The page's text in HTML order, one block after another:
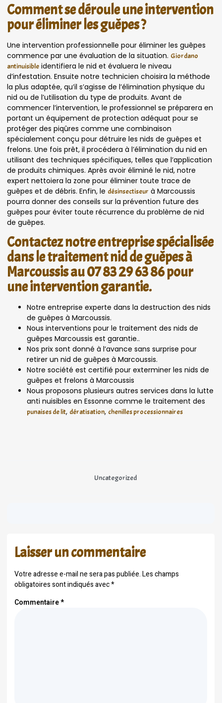
Comment se déroule une intervention
pour éliminer les guêpes ?
Une intervention professionnelle pour éliminer les guêpes
commence par une évaluation de la situation. Giordano
antinuisible identifiera le nid et évaluera le niveau
d’infestation. Ensuite notre technicien choisira la méthode
la plus adaptée, qu’il s’agisse de l’élimination physique du
nid ou de l’utilisation du type de produits. Avant de
commencer l’intervention, le professionnel se préparera en
portant un équipement de protection adéquat pour se
protéger des piqûres comme une combinaison
spécialement conçu pour détruire les nids de guêpes et
frelons. Une fois prêt, il procédera à l’élimination du nid en
utilisant des techniques spécifiques, telles que l’application
de produits chimiques. Après avoir éliminé le nid, notre
expert nettoiera la zone pour éliminer toute trace de
guêpes et de débris. Enfin, le désinsectiseur à Marcoussis
pourra donner des conseils sur la prévention future des
guêpes pour éviter toute récurrence du problème de nid
de guêpes.
Contactez notre entreprise spécialisée
dans le traitement nid de guêpes à
Marcoussis au 07 83 29 63 86 pour
une intervention garantie.
Notre entreprise experte dans la destruction des nids
de guêpes à Marcoussis.
Nous interventions pour le traitement des nids de
guêpes Marcoussis est garantie..
Nos prix sont donné à l’avance sans surprise pour
retirer un nid de guêpes à Marcoussis.
Notre société est certifié pour exterminer les nids de
guêpes et frelons à Marcoussis
Nous proposons plusieurs autres services dans la lutte
anti nuisibles en Essonne comme le traitement des
punaises de lit, dératisation, chenilles processionnaires
Uncategorized
Laisser un commentaire
Votre adresse e-mail ne sera pas publiée.Les champs
obligatoires sont indiqués avec*
Commentaire*